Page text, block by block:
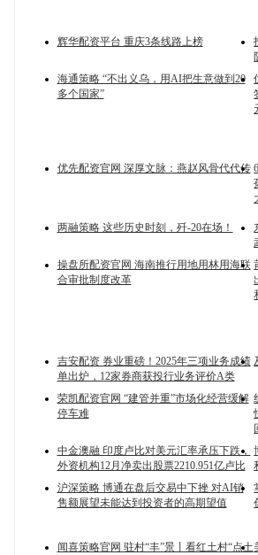
辉华配资平台 重庆3条线路上榜
海通策略 “不出义乌，用AI把生意做到20
多个国家”
优先配资官网 深厚文脉：燕赵风骨代代传
两融策略 这些历史时刻，歼-20在场！
操盘所配资官网 海南推行用地用林用海联
合审批制度改革
吉安配资 券业重磅！2025年三项业务成绩
单出炉，12家券商获投行业务评价A类
荣凯配资官网 “建管并重”市场化经营缓解
停车难
中金澳融 印度卢比对美元汇率承压下跌，
外资机构12月净卖出股票2210.951亿卢比
沪深策略 博通在盘后交易中下挫 对AI销
售额展望未能达到投资者的高期望值
闻喜策略官网 驻村“丰”景丨看红土村“点土